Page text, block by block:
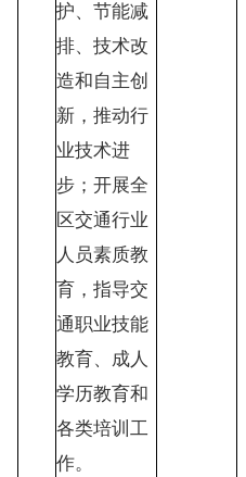
护、节能减
排、技术改
造和自主创
新，推动行
业技术进
步；开展全
区交通行业
人员素质教
育，指导交
通职业技能
教育、成人
学历教育和
各类培训工
作。